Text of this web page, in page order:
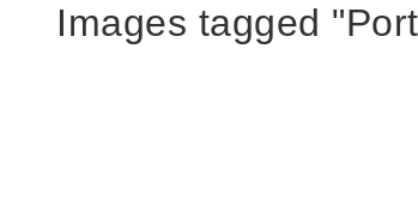
Images tagged